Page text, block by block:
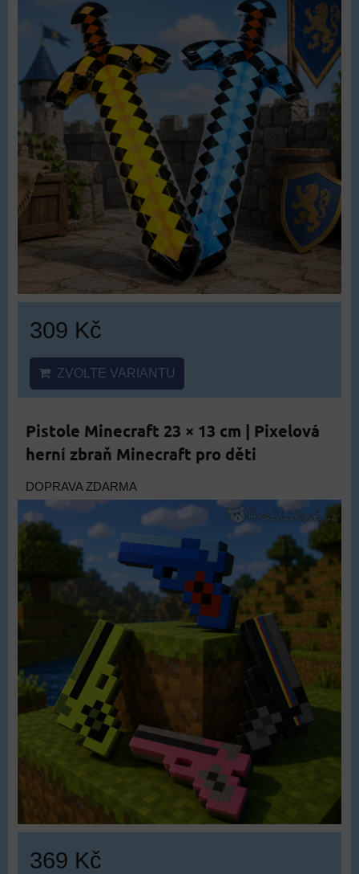
309 Kč
ZVOLTE VARIANTU
Pistole Minecraft 23 × 13 cm | Pixelová
herní zbraň Minecraft pro děti
DOPRAVA ZDARMA
369 Kč